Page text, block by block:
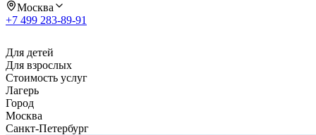
Москва
+7 499 283-89-91
Для детей
Для взрослых
Стоимость услуг
Лагерь
Город
Москва
Санкт-Петербург